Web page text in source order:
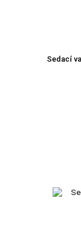
Sedací